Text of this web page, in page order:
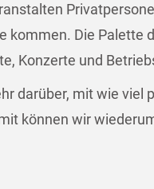
kommen. Die Palette
Konzerte und
darüber, mit wie
können wir